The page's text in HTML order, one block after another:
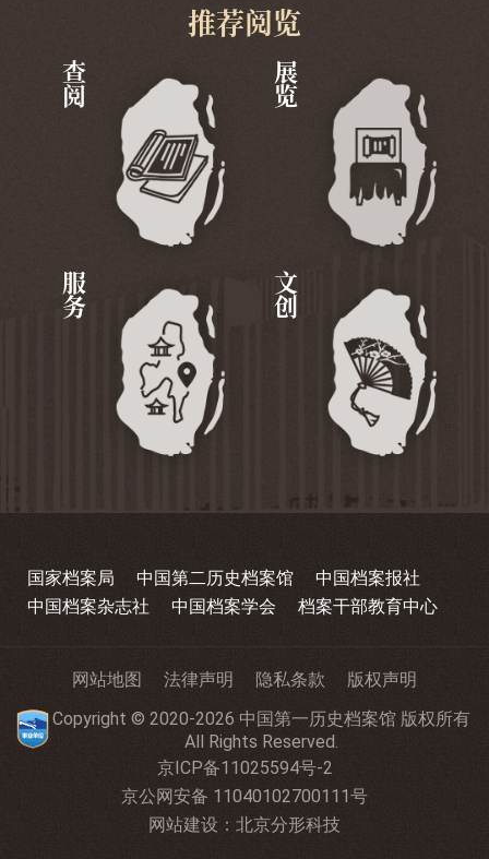
推荐阅览
查阅 展览
服务 文创
国家档案局 中国第二历史档案馆
中国档案报社
中国档案杂志社
中国档案学会 档案干部教育中心
网站地图 法律声明 隐私条款
版权声明
Copyright © 2020-2026 中国第一历史档案馆 版权所有
All Rights Reserved.
京ICP备11025594号-2
京公网安备 11040102700111号
网站建设 ： 北京分形科技